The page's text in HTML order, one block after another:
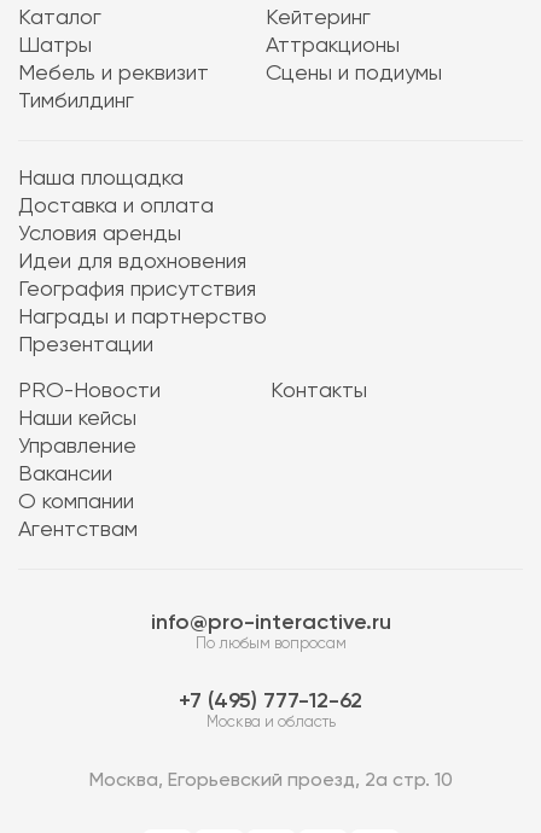
Каталог
Кейтеринг
Шатры
Аттракционы
Мебель и реквизит
Сцены и подиумы
Тимбилдинг
Наша площадка
Доставка и оплата
Условия аренды
Идеи для вдохновения
География присутствия
Награды и партнерство
Презентации
PRO-Новости
Наши кейсы
Управление
Вакансии
О компании
Агентствам
Контакты
info@pro-interactive.ru
По любым вопросам
7 (495) 777-12-62
Москва и область
Москва, Егорьевский проезд, 2а стр. 10